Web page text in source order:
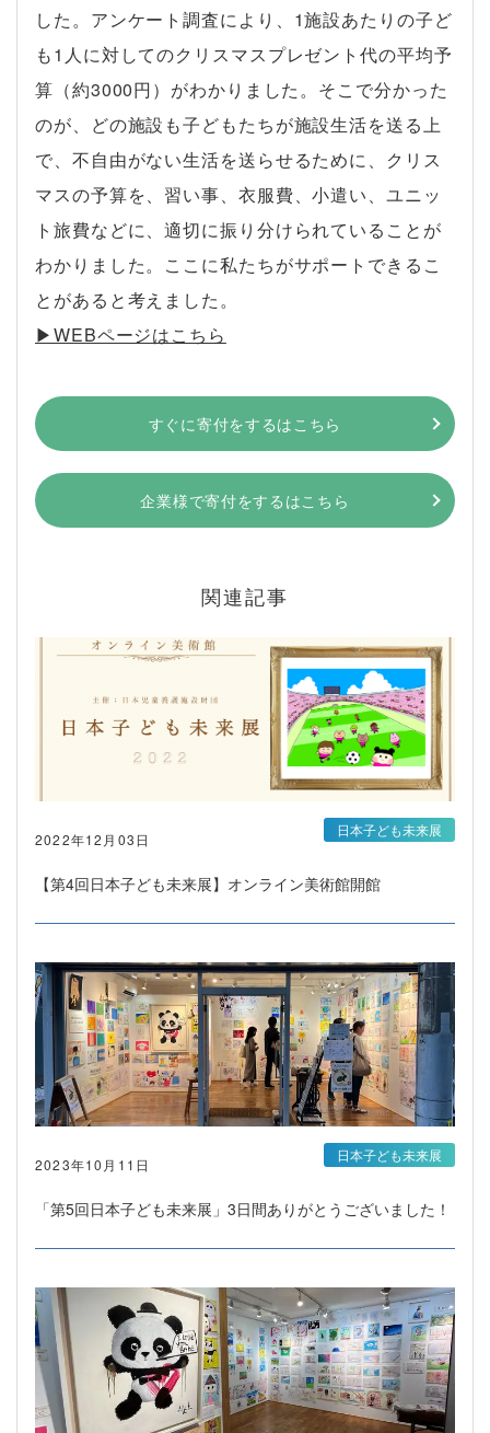
した。アンケート調査により、1施設あたりの子ど
も1人に対してのクリスマスプレゼント代の平均予
算（約3000円）がわかりました。そこで分かった
のが、どの施設も子どもたちが施設生活を送る上
で、不自由がない生活を送らせるために、クリス
マスの予算を、習い事、衣服費、小遣い、ユニッ
ト旅費などに、適切に振り分けられていることが
わかりました。ここに私たちがサポートできるこ
とがあると考えました。
▶︎WEBページはこちら
すぐに寄付をするはこちら
企業様で寄付をするはこちら
関連記事
2022年12月03日
【第4回日本子ども未来展】オンライン美術館開館
日本子ども未来展
2023年10月11日
「第5回日本子ども未来展」3日間ありがとうございました！
日本子ども未来展